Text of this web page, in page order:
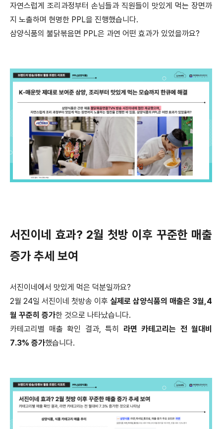
자연스럽게 조리과정부터 손님들과 직원들이 맛있게 먹는 장면까
지 노출하며 현명한 PPL을 진행했습니다.
삼양식품의 불닭볶음면 PPL은 과연 어떤 효과가 있었을까요?
서진이네 효과? 2월 첫방 이후 꾸준한 매출
증가 추세 보여
서진이네에서 맛있게 먹은 덕분일까요?
2월 24일 서진이네 첫방송 이후 실제로 삼양식품의 매출은 3월,4
월 꾸준히 증가한 것으로 나타났습니다.
카테고리별 매출 확인 결과, 특히 라면 카테고리는 전 월대비
7.3% 증가했습니다.